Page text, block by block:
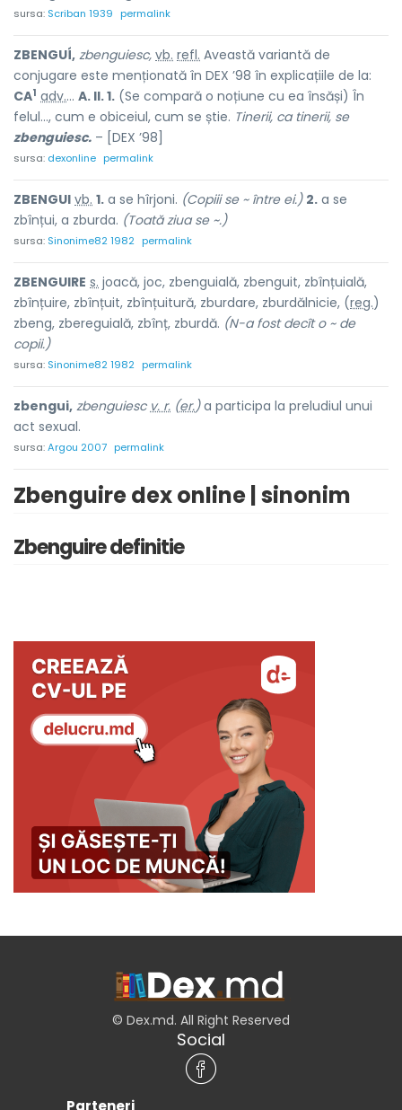
sursa: Scriban 1939 permalink
ZBENGUÍ, zbenguiesc, vb. refl. Aveastă variantă de
conjugare este menționată în DEX ’98 în explicațiile de la:
CA1 adv.... A. II. 1. (Se compară o noțiune cu ea însăși) În
felul..., cum e obiceiul, cum se știe. Tinerii, ca tinerii, se
zbenguiesc. – [DEX ’98]
sursa: dexonline permalink
ZBENGUI vb. 1. a se hîrjoni. (Copiii se ~ între ei.) 2. a se
zbînțui, a zburda. (Toată ziua se ~.)
sursa: Sinonime82 1982 permalink
ZBENGUIRE s. joacă, joc, zbenguială, zbenguit, zbînțuială,
zbînțuire, zbînțuit, zbînțuitură, zburdare, zburdălnicie, (reg.)
zbeng, zbereguială, zbînț, zburdă. (N-a fost decît o ~ de
copii.)
sursa: Sinonime82 1982 permalink
zbengui, zbenguiescv. r. (er.)a participa la preludiul unui
act sexual.
sursa:Argou 2007 permalink
Zbenguire dex online | sinonim
Zbenguire definitie
© Dex.md. All Right Reserved
Social
Parteneri